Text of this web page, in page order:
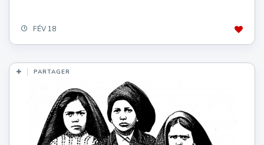
FÉV 18
PARTAGER